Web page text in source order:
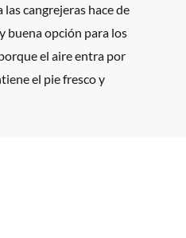
cangrejeras hace de
buena opción para los
el aire entra por
el pie fresco y